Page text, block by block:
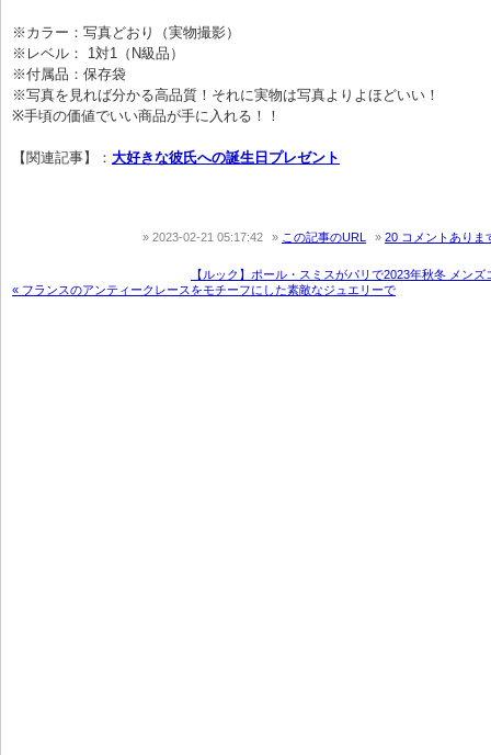
※カラー：写真どおり（実物撮影）
※レベル： 1対1（N級品）
※付属品：保存袋
※写真を見れば分かる高品質！それに実物は写真よりよほどいい！
※手頃の価値でいい商品が手に入れる！！
【関連記事】： 大好きな彼氏への誕生日プレゼント
2023-02-21 05:17:42 この記事のURL 20 コメントありま
【ルック】ポール・スミスがパリで2023年秋冬 メン
« フランスのアンティークレースをモチーフにした素敵なジュエリーで